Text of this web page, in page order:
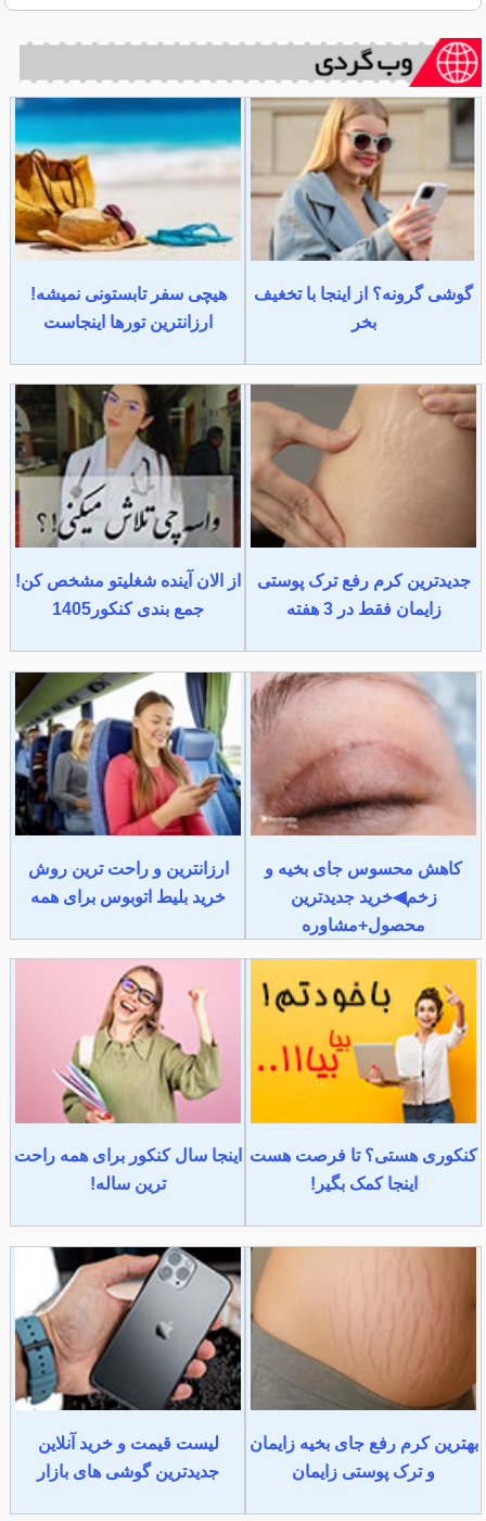
گوشی گرونه؟ از اینجا با تخغیف
بخر
هیچی سفر تابستونی نمیشه!
ارزانترین تورها اینجاست
جدیدترین کرم رفع ترک پوستی
زایمان فقط در 3 هفته
از الان آینده شغلیتو مشخص کن!
جمع بندی کنکور1405
کاهش محسوس جای بخیه و
زخم◀خرید جدیدترین
محصول+مشاوره
ارزانترین و راحت ترین روش
خرید بلیط اتوبوس برای همه
کنکوری هستی؟ تا فرصت هست
اینجا کمک بگیر!
اینجا سال کنکور برای همه راحت
ترین ساله!
بهترین کرم رفع جای بخیه زایمان
و ترک پوستی زایمان
لیست قیمت و خرید آنلاین
جدیدترین گوشی های بازار